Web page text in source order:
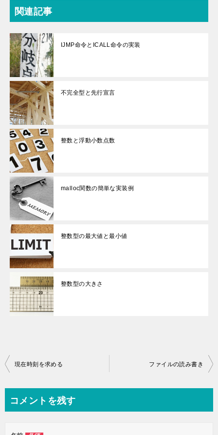
関連記事
IJMP命令とICALL命令の実装
不完全型と先行宣言
整数と浮動小数点数
malloc関数の簡単な実装例
整数型の最大値と最小値
整数型の大きさ
投
ビ
現在時刻を求める ファイルの読み書き
コメントを残す